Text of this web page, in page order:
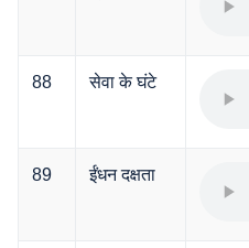
88 सेवा के घंटे
89 ईंधन दक्षता